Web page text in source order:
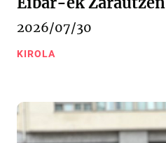
2026/07/30
KIROLA